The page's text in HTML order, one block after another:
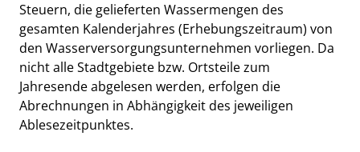
Steuern, die gelieferten Wassermengen des
gesamten Kalenderjahres (Erhebungszeitraum) von
den Wasserversorgungsunternehmen vorliegen. Da
nicht alle Stadtgebiete bzw. Ortsteile zum
Jahresende abgelesen werden, erfolgen die
Abrechnungen in Abhängigkeit des jeweiligen
Ablesezeitpunktes.